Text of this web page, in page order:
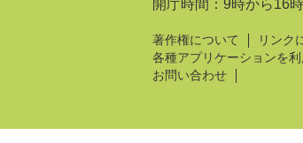
開庁時間：9時から16
著作権について リンク
各種アプリケーションを
お問い合わせ